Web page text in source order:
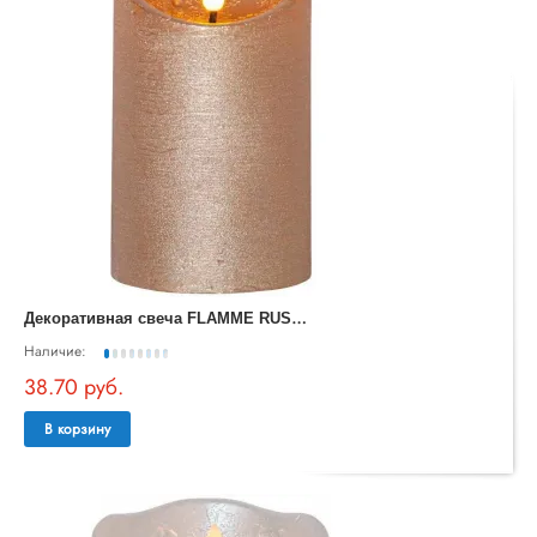
Д
екоративная свеча FLAMME RUSTIC 411499
Наличие:
38.70 руб.
В корзину